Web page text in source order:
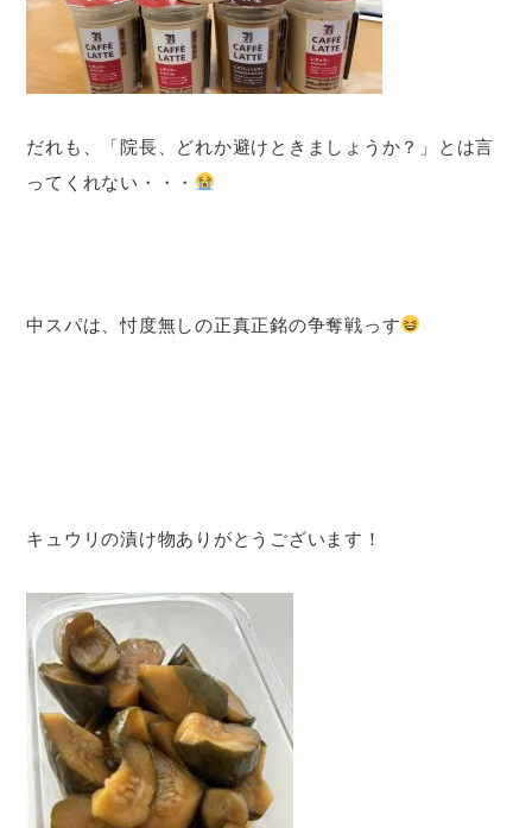
だれも、「院長、どれか避けときましょうか？」とは言
ってくれない・・・
中スパは、忖度無しの正真正銘の争奪戦っす
キュウリの漬け物ありがとうございます！